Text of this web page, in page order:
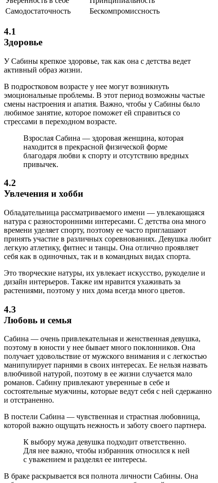
Самодостаточность
Бескомпромиссность
4.1
Здоровье
У Сабины крепкое здоровье, так как она с детства ведет
активный образ жизни.
В подростковом возрасте у нее могут возникнуть
эмоциональные проблемы. В этот период возможны частые
смены настроения и апатия. Важно, чтобы у Сабины было
любимое занятие, которое поможет ей справиться со
стрессами в переходном возрасте.
Взрослая Сабина — здоровая женщина, которая
находится в прекрасной физической форме
благодаря любви к спорту и отсутствию вредных
привычек.
4.2
Увлечения и хобби
Обладательница рассматриваемого имени — увлекающаяся
натура с разносторонними интересами. С детства она много
времени уделяет спорту, поэтому ее часто приглашают
принять участие в различных соревнованиях. Девушка любит
легкую атлетику, фитнес и танцы. Она отлично проявляет
себя как в одиночных, так и в командных видах спорта.
Это творческие натуры, их увлекает искусство, рукоделие и
дизайн интерьеров. Также им нравится ухаживать за
растениями, поэтому у них дома всегда много цветов.
4.3
Любовь и семья
Сабина — очень привлекательная и женственная девушка,
поэтому в юности у нее бывает много поклонников. Она
получает удовольствие от мужского внимания и с легкостью
манипулирует парнями в своих интересах. Ее нельзя назвать
влюбчивой натурой, поэтому в ее жизни случается мало
романов. Сабину привлекают уверенные в себе и
состоятельные мужчины, которые ведут себя с ней сдержанно
и отстраненно.
В постели Сабина — чувственная и страстная любовница,
которой важно ощущать нежность и заботу своего партнера.
К выбору мужа девушка подходит ответственно.
Для нее важно, чтобы избранник относился к ней
с уважением и разделял ее интересы.
В браке раскрывается вся полнота личности Сабины. Она